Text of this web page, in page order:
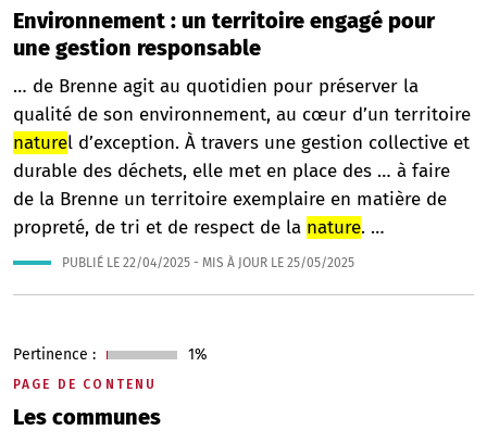
Environnement : un territoire engagé pour
une gestion responsable
… de Brenne agit au quotidien pour préserver la
qualité de son environnement, au cœur d’un territoire
naturel d’exception. À travers une gestion collective et
durable des déchets, elle met en place des … à faire
de la Brenne un territoire exemplaire en matière de
propreté, de tri et de respect de la nature. …
PUBLIÉ LE 22/04/2025 - MIS À JOUR LE 25/05/2025
PAGE DE CONTENU
Les communes
Pertinence : 1%